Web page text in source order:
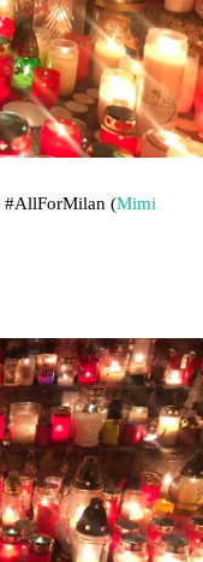
#AllForMilan (Mimi